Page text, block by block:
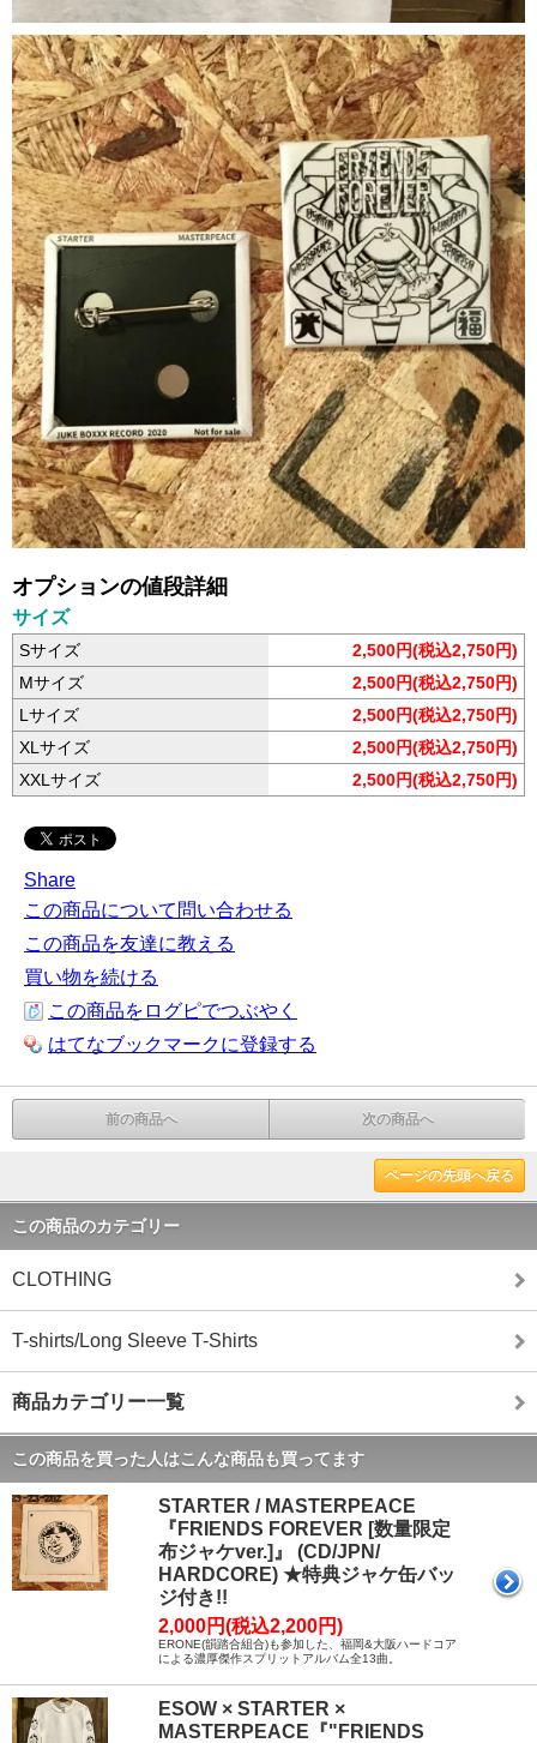
オプションの値段詳細
サイズ
Sサイズ
2,500円(税込2,750円)
Mサイズ
2,500円(税込2,750円)
Lサイズ
2,500円(税込2,750円)
XLサイズ
2,500円(税込2,750円)
XXLサイズ
2,500円(税込2,750円)
Share
この商品について問い合わせる
この商品を友達に教える
買い物を続ける
この商品をログピでつぶやく
はてなブックマークに登録する
前の商品へ 次の商品へ
ページの先頭へ戻る
この商品のカテゴリー
CLOTHING
T-shirts/Long Sleeve T-Shirts
商品カテゴリー一覧
この商品を買った人はこんな商品も買ってます
STARTER / MASTERPEACE
『FRIENDS FOREVER [数量限定
布ジャケver.]』 (CD/JPN/
HARDCORE) ★特典ジャケ缶バッ
ジ付き!!
2,000円(税込2,200円)
ERONE(韻踏合組合)も参加した、福岡&大阪ハードコア
による濃厚傑作スプリットアルバム全13曲。
ESOW × STARTER ×
MASTERPEACE『"FRIENDS